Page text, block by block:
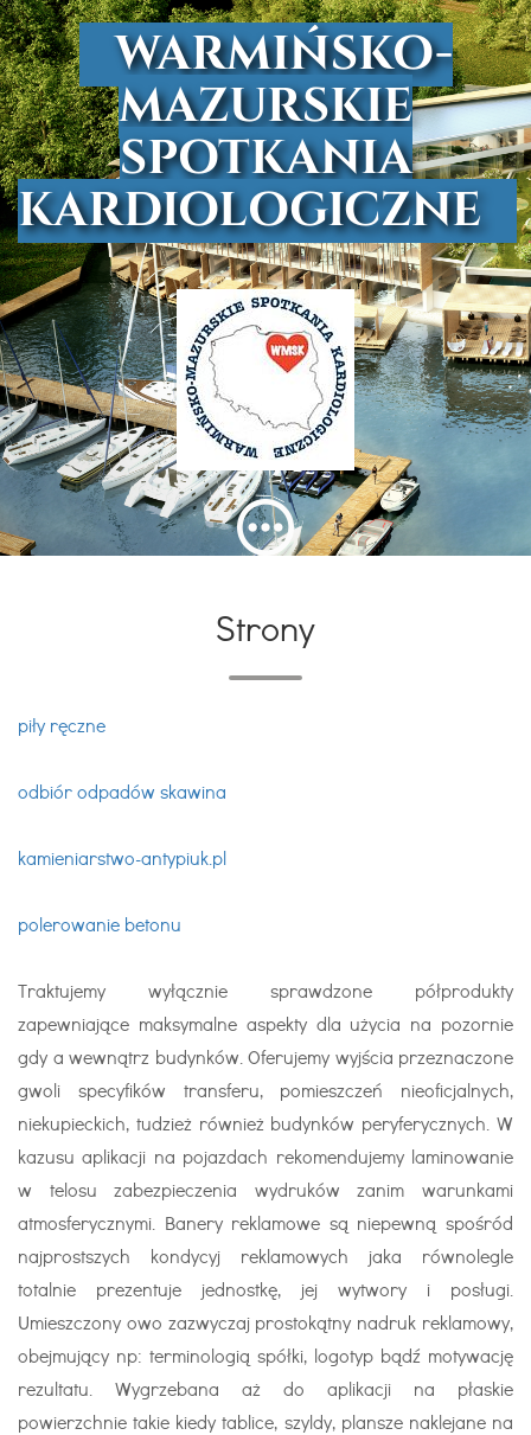
WARMIŃSKO-
MAZURSKIE
SPOTKANIA
KARDIOLOGICZNE
Strony
piły ręczne
odbiór odpadów skawina
kamieniarstwo-antypiuk.pl
polerowanie betonu
Traktujemy wyłącznie sprawdzone półprodukty
zapewniające maksymalne aspekty dla użycia na pozornie
gdy a wewnątrz budynków. Oferujemy wyjścia przeznaczone
gwoli specyfików transferu, pomieszczeń nieoficjalnych,
niekupieckich, tudzież również budynków peryferycznych. W
kazusu aplikacji na pojazdach rekomendujemy laminowanie
w telosu zabezpieczenia wydruków zanim warunkami
atmosferycznymi. Banery reklamowe są niepewną spośród
najprostszych kondycyj reklamowych jaka równolegle
totalnie prezentuje jednostkę, jej wytwory i posługi.
Umieszczony owo zazwyczaj prostokątny nadruk reklamowy,
obejmujący np: terminologią spółki, logotyp bądź motywację
rezultatu. Wygrzebana aż do aplikacji na płaskie
powierzchnie takie kiedy tablice, szyldy, plansze naklejane na